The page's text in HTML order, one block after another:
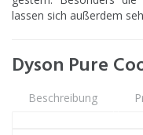
lassen sich außerdem
Dyson Pure
Beschreibung